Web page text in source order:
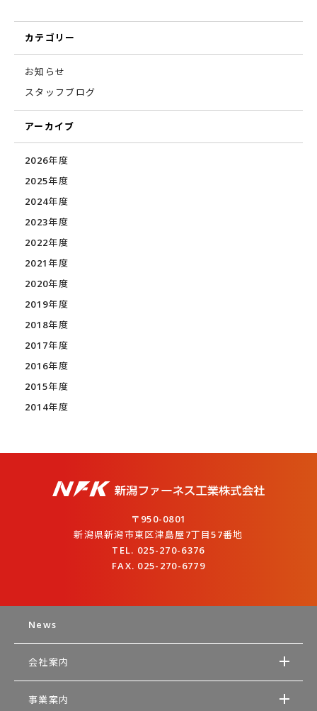
カテゴリー
お知らせ
スタッフブログ
アーカイブ
2026年度
2025年度
2024年度
2023年度
2022年度
2021年度
2020年度
2019年度
2018年度
2017年度
2016年度
2015年度
2014年度
〒950-0801
新潟県新潟市東区津島屋7丁目57番地
TEL. 025-270-6376
FAX. 025-270-6779
News
会社案内
事業案内